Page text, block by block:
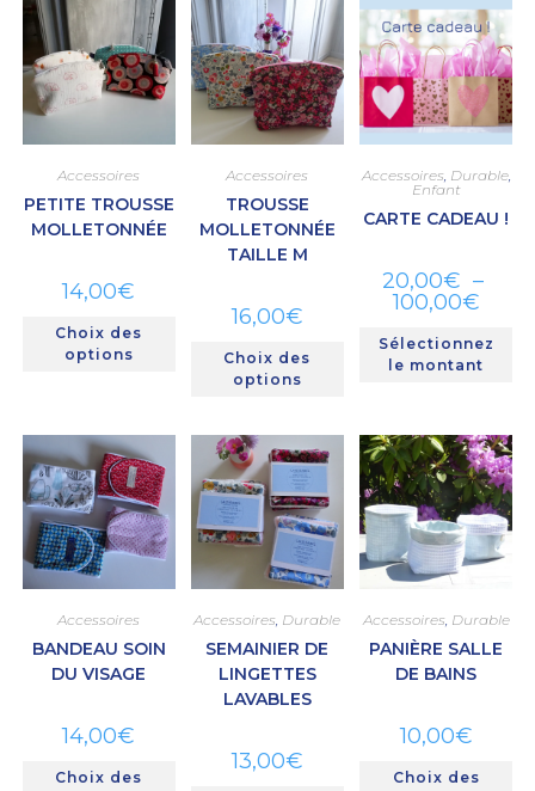
Accessoires
PETITE TROUSSE
MOLLETONNÉE
14,00€
Choix des
options
Accessoires
TROUSSE
MOLLETONNÉE
TAILLE M
16,00€
Choix des
options
Accessoires Durable,
Enfant
CARTE CADEAU !
20,00€ –
100,00€
Sélectionnez
le montant
Accessoires
BANDEAU SOIN
DU VISAGE
14,00€
Choix des
Accessoires Durable
SEMAINIER DE
LINGETTES
LAVABLES
13,00€
Accessoires Durable
PANIÈRE SALLE
DE BAINS
10,00€
Choix des